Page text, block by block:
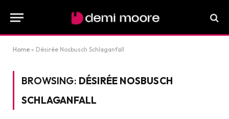
Home » Désirée Nosbusch Schlaganfall
BROWSING: DÉSIRÉE NOSBUSCH
SCHLAGANFALL